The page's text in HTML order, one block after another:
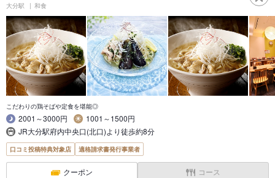
大分駅 和食
こだわりの鶏そばや定食を堪能◎
2001～3000円
1001～1500円
JR大分駅府内中央口(北口)より徒歩約8分
口コミ投稿特典対象店 適格請求書発行事業者
クーポン コース